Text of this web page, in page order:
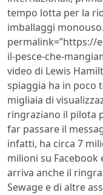
tempo lotta per la
imballaggi
permalink=”https://
il-pesce-che-
video di Lewis
spiaggia ha in poco
migliaia di
ringraziano il pilota
far passare il
infatti, ha circa 7
milioni su Facebook
arriva anche il
Sewage e di altre